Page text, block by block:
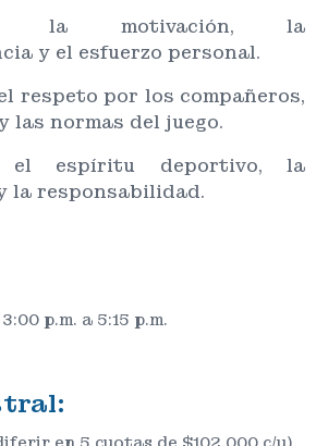
la motivación, la
y el esfuerzo personal.
respeto por los compañeros,
las normas del juego.
el espíritu deportivo, la
la responsabilidad.
p.m. a 5:15 p.m.